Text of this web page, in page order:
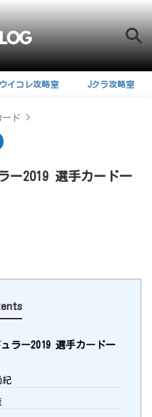
ウイコレ攻略室 Jクラ攻略室
ド >
ー2019 選手カード一
ラー2019 選手カード一
紀